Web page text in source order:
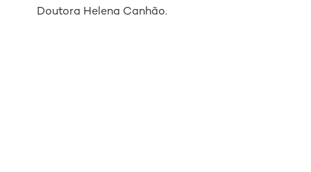
Doutora Helena Canhão.